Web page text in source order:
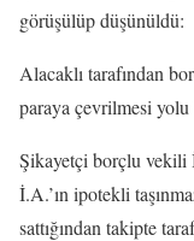
görüşülüp düşünüldü:
Alacaklı tarafından
paraya çevrilmesi yolu
Şikayetçi borçlu vekili
İ.A.’ın ipotekli
sattığından takipte